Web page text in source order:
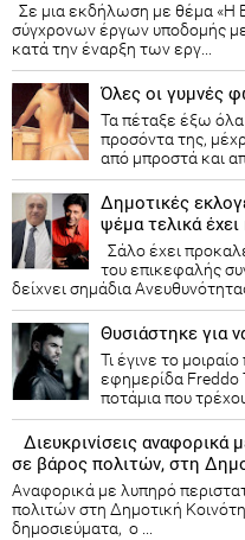
Σε μια εκδήλωση με θέμα «Η
σύγχρονων έργων υποδομής με
κατά την έναρξη των εργ...
Όλες οι γυμνές
Τα πέταξε έξω
προσόντα της,
από μπροστά και
Δημοτικές
ψέμα τελικά
Σάλο έχει
του επικεφαλής
δείχνει σημάδια
Θυσιάστηκε για
Τι έγινε το
εφημερίδα Freddo
ποτάμια που
Διευκρινίσεις αναφορικά
σε βάρος πολιτών, στη
Αναφορικά με λυπηρό
πολιτών στη Δημοτική
δημοσιεύματα, ο ...